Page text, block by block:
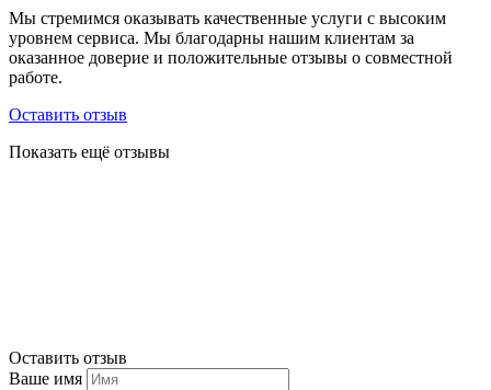
Мы стремимся оказывать качественные услуги с высоким
уровнем сервиса. Мы благодарны нашим клиентам за
оказанное доверие и положительные отзывы о совместной
работе.
Оставить отзыв
Показать ещё отзывы
Оставить отзыв
Ваше имя